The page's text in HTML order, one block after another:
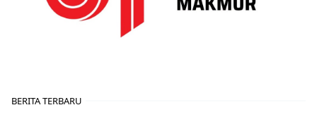
BERITA TERBARU